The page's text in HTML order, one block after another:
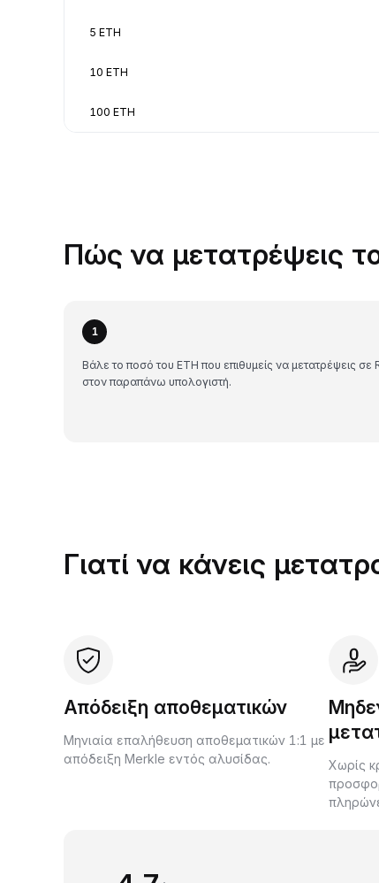
5 ETH
10 ETH
100 ETH
Πώς να μετατρέψεις
1
Βάλε το ποσό του ETH που επιθυμείς να μετατρέψεις σε
στον παραπάνω υπολογιστή.
Γιατί να κάνεις
Απόδειξη αποθεματικών
Μηνιαία επαλήθευση αποθεματικών 1:1 με
απόδειξη Merkle εντός αλυσίδας.
Χωρίς